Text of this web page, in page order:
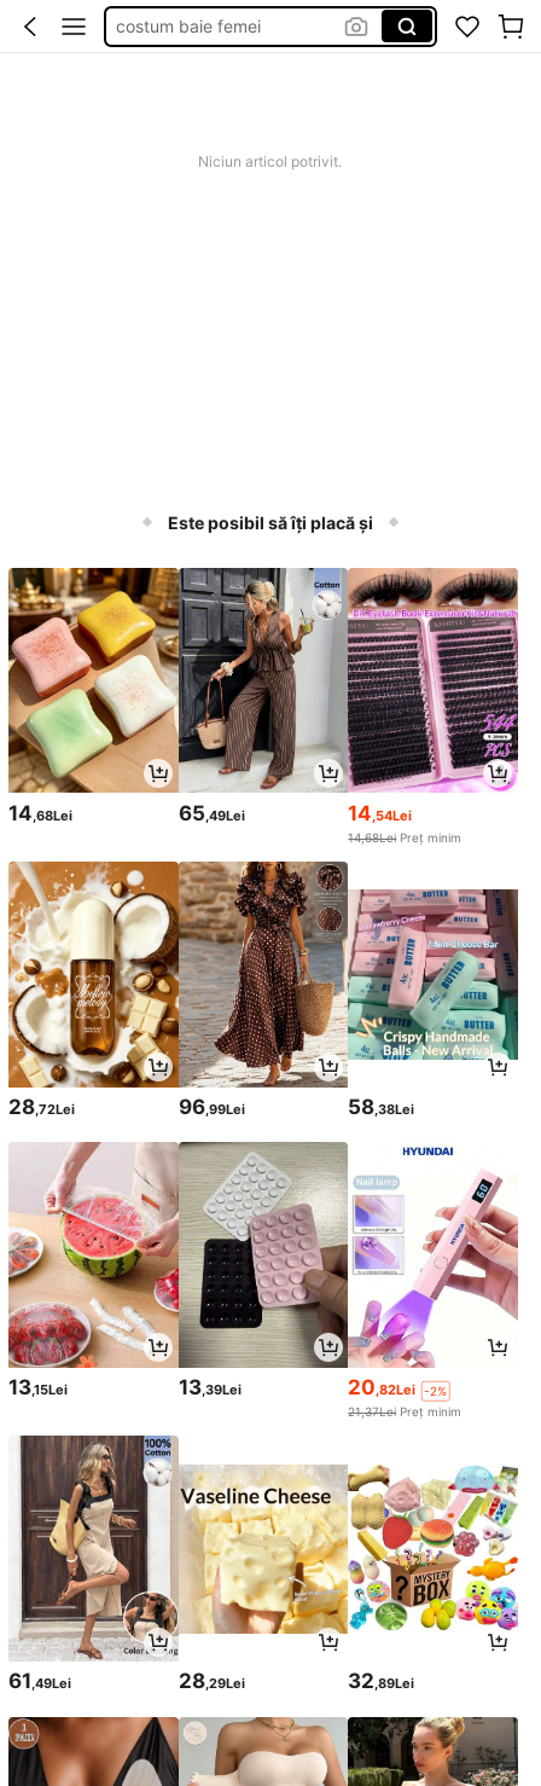
costum baie femei
Niciun articol potrivit.
Este posibil să îți placă și
14 ,68Lei 65 ,49Lei 14 ,54Lei
14,68Lei Preț minim
28,72Lei 96,99Lei 58,38Lei
13,15Lei 13,39Lei 20,82Lei
-2%
21,37Lei Preț minim
61,49Lei 28,29Lei 32,89Lei